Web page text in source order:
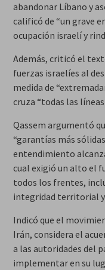
abandonar Líbano y
calificó de “un grave
ocupación israelí y
Además, criticó el
fuerzas israelíes al
medida de
cruza “todas las líneas
Qassem argumentó
“garantías más
entendimiento
cual exigió un alto el
todos los frentes,
integridad territorial
Indicó que el
Irán, considera el
a las autoridades del
implementar en su